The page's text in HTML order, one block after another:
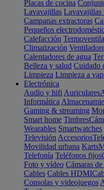
Placas de cocina
Lavavajillas Lavavajillas
Campanas extractoras
Pequeños
Calefacción
Climatización
Calentadores de agua
Belleza y salud Cuidado
Limpieza Limpieza a
Electrónica
Audio y hifi Auriculares
Informática
Gaming & streaming
Smart home Timbres
Wearables Smartwatches
Televisión Accesorios
Movilidad urbana Karts
Telefonía Teléfonos fijos
Foto y vídeo Cámaras
Cables Cables HDMI
Consolas y videojuegos